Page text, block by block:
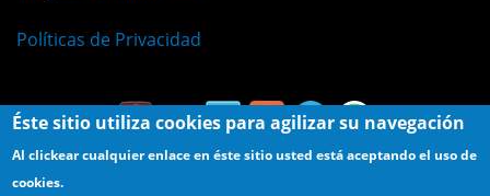
Políticas de Privacidad
Éste sitio utiliza cookies para agilizar su navegación
Al clickear cualquier enlace en éste sitio usted está aceptando el uso de
cookies.